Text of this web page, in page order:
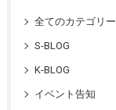
全てのカテゴリー
S-BLOG
K-BLOG
イベント告知